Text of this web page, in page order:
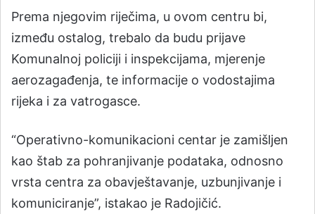
Prema njegovim riječima, u ovom centru bi,
između ostalog, trebalo da budu prijave
Komunalnoj policiji i inspekcijama, mjerenje
aerozagađenja, te informacije o vodostajima
rijeka i za vatrogasce.
“Operativno-komunikacioni centar je zamišljen
kao štab za pohranjivanje podataka, odnosno
vrsta centra za obavještavanje, uzbunjivanje i
komuniciranje”, istakao je Radojičić.